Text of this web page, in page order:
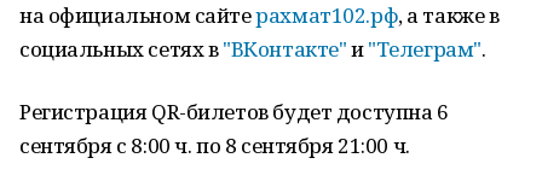
на официальном сайтерахмат102.рф, а также в
социальных сетях в"ВКонтакте"и"Телеграм".
Регистрация QR-билетов будет доступна 6
сентября с 8:00 ч. по 8 сентября 21:00 ч.